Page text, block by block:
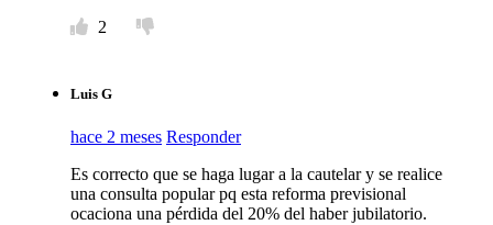
2
Luis G
hace 2 meses Responder
Es correcto que se haga lugar a la cautelar y se realice
una consulta popular pq esta reforma previsional
ocaciona una pérdida del 20% del haber jubilatorio.